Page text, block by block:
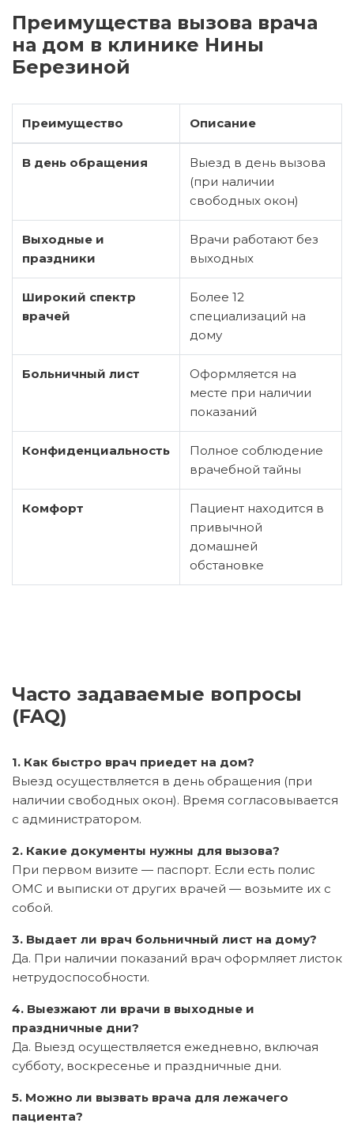
Преимущества вызова врача
на дом в клинике Нины
Березиной
Преимущество Описание
В день обращения
Выезд в день вызова
(при наличии
свободных окон)
Выходные и
праздники
Врачи работают без
выходных
Широкий спектр
врачей
Более 12
специализаций на
дому
Больничный лист
Оформляется на
месте при наличии
показаний
Конфиденциальность
Полное соблюдение
врачебной тайны
Комфорт
Пациент находится в
привычной
домашней
обстановке
Часто задаваемые вопросы
(FAQ)
1. Как быстро врач приедет на дом?
Выезд осуществляется в день обращения (при
наличии свободных окон). Время согласовывается
с администратором.
2. Какие документы нужны для вызова?
При первом визите — паспорт. Если есть полис
ОМС и выписки от других врачей — возьмите их с
собой.
3. Выдает ли врач больничный лист на дому?
Да. При наличии показаний врач оформляет листок
нетрудоспособности.
4. Выезжают ли врачи в выходные и
праздничные дни?
Да. Выезд осуществляется ежедневно, включая
субботу, воскресенье и праздничные дни.
5. Можно ли вызвать врача для лежачего
пациента?